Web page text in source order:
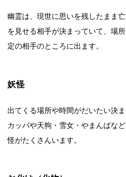
幽霊は、現世に思いを残したまま
を見せる相手が決まっていて、場
定の相手のところに出ます。
妖怪
出てくる場所や時間がだいたい決
カッパや天狗・雪女・やまんばな
怪がたくさんいます。